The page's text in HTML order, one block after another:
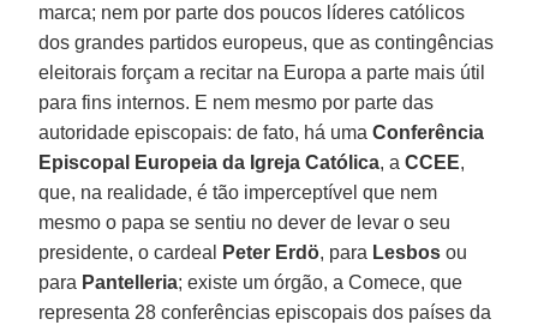
marca; nem por parte dos poucos líderes católicos
dos grandes partidos europeus, que as contingências
eleitorais forçam a recitar na Europa a parte mais útil
para fins internos. E nem mesmo por parte das
autoridade episcopais: de fato, há umaConferência
Episcopal Europeia da Igreja Católica, aCCEE,
que, na realidade, é tão imperceptível que nem
mesmo o papa se sentiu no dever de levar o seu
presidente, o cardeal
Peter Erdö, para Lesbos ou
para Pantelleria; existe um órgão, a Comece, que
representa 28 conferências episcopais dos países da